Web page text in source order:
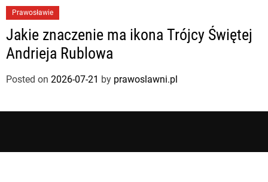
Prawosławie
Jakie znaczenie ma ikona Trójcy Świętej
Andrieja Rublowa
Posted on 2026-07-21 by prawoslawni.pl